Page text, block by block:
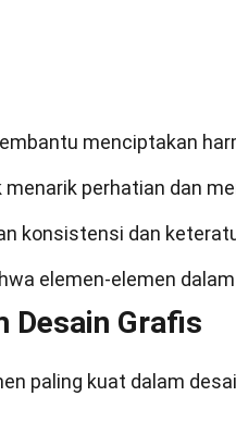
menciptakan
perhatian dan
konsistensi dan
elemen-elemen
Desain Grafis
paling kuat dalam